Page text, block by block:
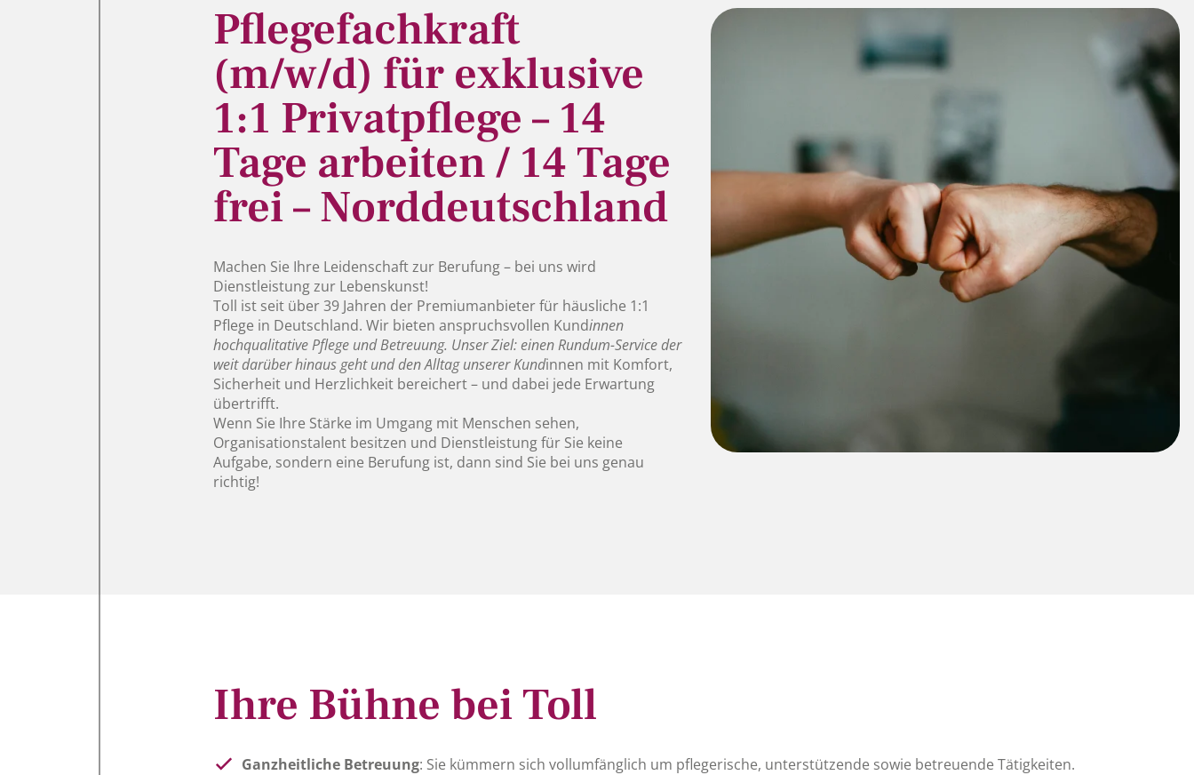
Pflegefachkraft
(m/w/d) für exklusive
1:1 Privatpflege – 14
Tage arbeiten / 14 Tage
frei – Norddeutschland
Machen Sie Ihre Leidenschaft zur Berufung – bei uns wird
Dienstleistung zur Lebenskunst!
Toll ist seit über 39 Jahren der Premiumanbieter für häusliche 1:1
Pflege in Deutschland. Wir bieten anspruchsvollen Kundinnen
hochqualitative Pflege und Betreuung. Unser Ziel: einen Rundum-Service der
weit darüber hinaus geht und den Alltag unserer Kundinnen mit Komfort,
Sicherheit und Herzlichkeit bereichert – und dabei jede Erwartung
übertrifft.
Wenn Sie Ihre Stärke im Umgang mit Menschen sehen,
Organisationstalent besitzen und Dienstleistung für Sie keine
Aufgabe, sondern eine Berufung ist, dann sind Sie bei uns genau
richtig!
Ihre Bühne bei Toll
Ganzheitliche Betreuung: Sie kümmern sich vollumfänglich um pflegerische, unterstützende sowie betreuende Tätigkeiten.